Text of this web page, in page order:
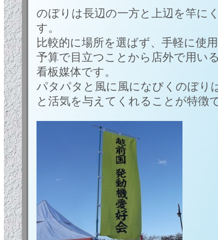
のぼりは長辺の一方と上辺を竿に
す。
比較的に場所を選ばず、手軽に使
予算で目立つことから店外で用い
看板媒体です。
パタパタと風に風になびくのぼり
と活気を与えてくれることが特徴